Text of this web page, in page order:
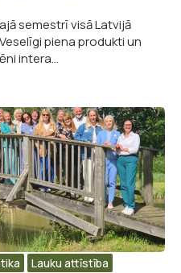
semestrī visā Latvijā
piena produkti un
intera...
Lauku attīstība